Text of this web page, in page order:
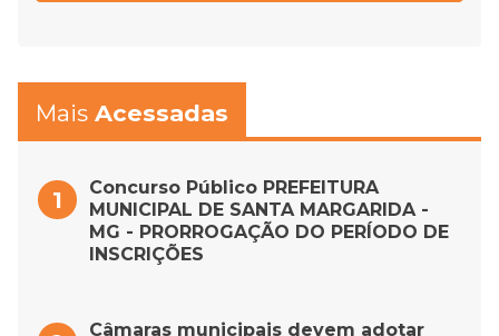
Mais Acessadas
Concurso Público PREFEITURA
MUNICIPAL DE SANTA MARGARIDA -
MG - PRORROGAÇÃO DO PERÍODO DE
INSCRIÇÕES
Câmaras municipais devem adotar